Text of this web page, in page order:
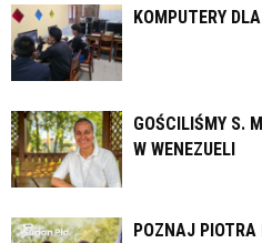
KOMPUTERY
GOŚCILIŚMY S.
W WENEZUELI
POZNAJ